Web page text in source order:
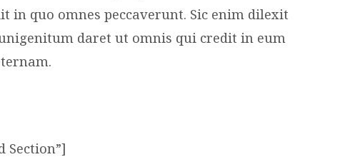
in quo omnes peccaverunt. Sic enim dilexit
daret ut omnis qui credit in eum
Section”]